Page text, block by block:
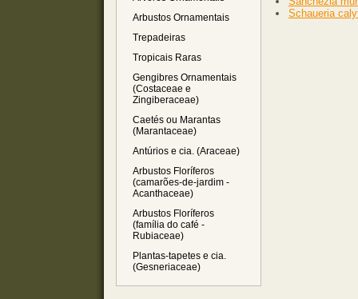
Arbustos Ornamentais
Trepadeiras
Tropicais Raras
Gengibres Ornamentais
(Costaceae e
Zingiberaceae)
Caetés ou Marantas
(Marantaceae)
Antúrios e cia. (Araceae)
Arbustos Floríferos
(camarões-de-jardim -
Acanthaceae)
Arbustos Floríferos
(família do café -
Rubiaceae)
Plantas-tapetes e cia.
(Gesneriaceae)
Schaueria